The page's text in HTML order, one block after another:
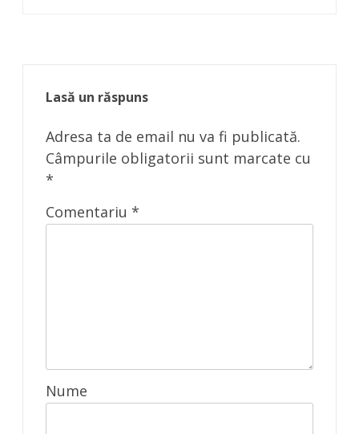
Lasă un răspuns
Adresa ta de email nu va fi publicată.
Câmpurile obligatorii sunt marcate cu
*
Comentariu *
Nume